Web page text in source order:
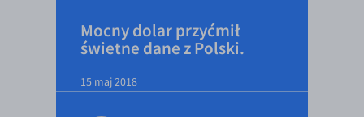
Mocny dolar przyćmił
świetne dane z Polski.
15 maj 2018